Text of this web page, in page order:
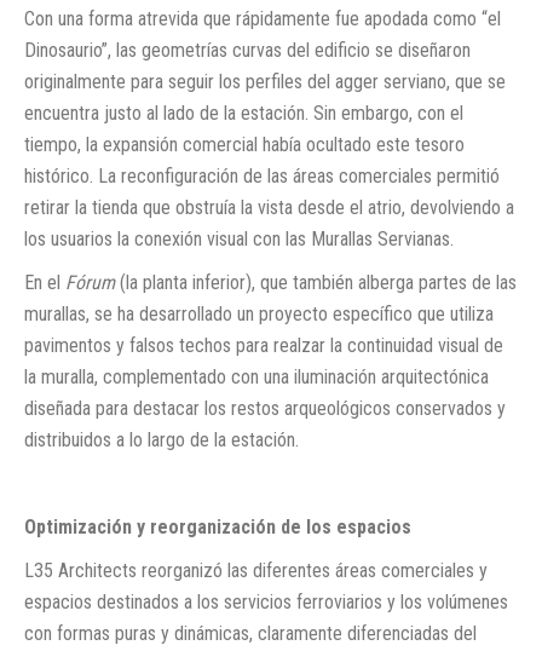
Con una forma atrevida que rápidamente fue apodada como “el
Dinosaurio”, las geometrías curvas del edificio se diseñaron
originalmente para seguir los perfiles del agger serviano, que se
encuentra justo al lado de la estación. Sin embargo, con el
tiempo, la expansión comercial había ocultado este tesoro
histórico. La reconfiguración de las áreas comerciales permitió
retirar la tienda que obstruía la vista desde el atrio, devolviendo a
los usuarios la conexión visual con las Murallas Servianas.
En el Fórum(la planta inferior), que también alberga partes de las
murallas, se ha desarrollado un proyecto específico que utiliza
pavimentos y falsos techos para realzar la continuidad visual de
la muralla, complementado con una iluminación arquitectónica
diseñada para destacar los restos arqueológicos conservados y
distribuidos a lo largo de la estación.
Optimización y reorganización de los espacios
L35 Architects reorganizó las diferentes áreas comerciales y
espacios destinados a los servicios ferroviarios y los volúmenes
con formas puras y dinámicas, claramente diferenciadas del